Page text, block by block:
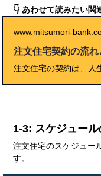
👇 あわせて読みたい関
www.mitsumori-
1-3: スケジュー
注文住宅のスケジュー
す。